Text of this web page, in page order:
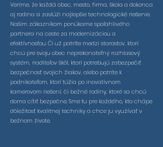
Veríme, že každá obec, mesto, firma, škola a dokonca
aj rodina si zaslúži najlepšie technologické riešenie.
Našim zákazníkom ponúkame spoľahlivého
partnera na ceste za modernizáciou a
efektívnosťou. Či už patríte medzi starostov, ktorí
chcú pre svoju obec neprekonateľný rozhlasový
systém, riaditeľov škôl, ktorí potrebujú zabezpečiť
bezpečnosť svojich žiakov, alebo patríte k
podnikateľom, ktorí túžia po inovatívnom
kamerovom riešení, či bežné rodiny, ktoré sa chcú
doma cítiť bezpečne. Sme tu pre každého, kto chápe
dôležitosť kvalitnej techniky a chce ju využívať v
bežnom živote.